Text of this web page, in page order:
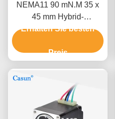
NEMA11 90 mN.M 35 x
45 mm Hybrid-
Schrittmotor für
Erhalten Sie besten
Preis